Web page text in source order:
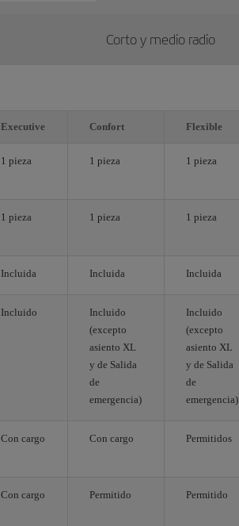
Corto y medio radio
Executive Confort Flexible
1 pieza 1 pieza 1 pieza
1 pieza 1 pieza 1 pieza
Incluida Incluida Incluida
Incluido
Incluido
(excepto
asiento XL
y de Salida
de
emergencia)
Incluido
(excepto
asiento XL
y de Salida
de
emergencia)
Con cargo Con cargo Permitidos
Con cargo Permitido Permitido